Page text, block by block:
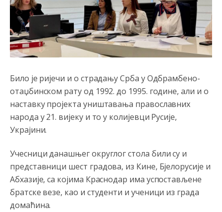
Било је ријечи и о страдању Срба у Одбрамбено-
отаџбинском рату од 1992. до 1995. године, али и о
наставку пројекта уништавања православних
народа у 21. вијеку и то у колијевци Русије,
Украјини.
Учесници данашњег округлог стола били су и
представници шест градова, из Кине, Бјелорусије и
Абхазије, са којима Краснодар има успостављене
братске везе, као и студенти и ученици из града
домаћина.
Анонимно2807441 8/6/2026 10:21
муслимански екстремиста,шта он има са тзв Косовом?
Анонимно2807447 8/6/2026 10:21
породицама?
Анонимно2807441
накотило се
Техеран и нинџе по Палама
Анонимно2806721 8/6/2026
Kosovo je država a manji BH entitet pokrajina.Što se tiče
arapa po Palama i Jahorini,ostavljaju vam pare a vi se
smeškate .Da ne bi možda da vam šalju poštom a da ne